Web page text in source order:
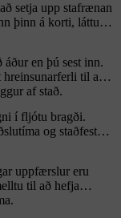
setja upp stafrænan
þinn á korti, láttu
til að
af stað.
og staðfestu
til að hefja